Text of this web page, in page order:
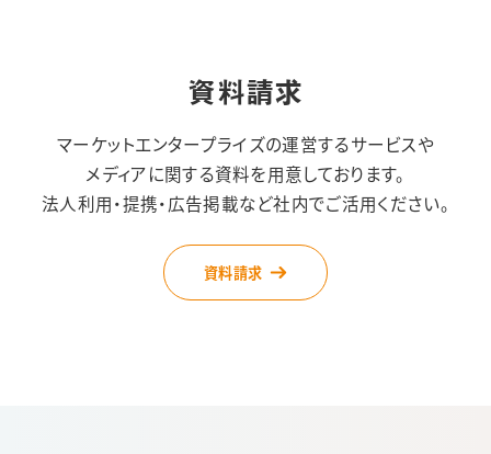
資料請求
マーケットエンタープライズの運営するサービスや
メディアに関する資料を用意しております。
法人利用・提携・広告掲載など社内でご活用ください。
資料請求